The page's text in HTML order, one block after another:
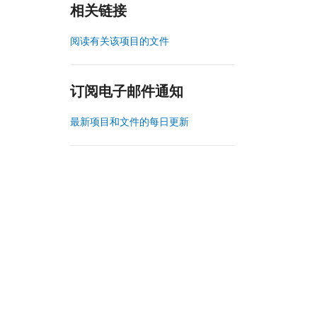
相关链接
阅读有关该项目的文件
订阅电子邮件通知
最新项目和文件的每日更新